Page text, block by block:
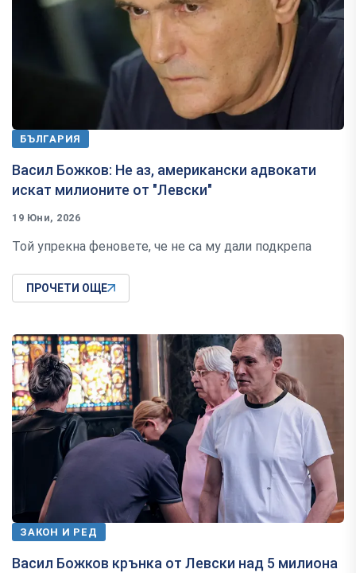
БЪЛГАРИЯ
Васил Божков: Не аз, американски адвокати
искат милионите от "Левски"
19 Юни, 2026
Той упрекна феновете, че не са му дали подкрепа
ПРОЧЕТИ ОЩЕ
ЗАКОН И РЕД
Васил Божков крънка от Левски над 5 милиона